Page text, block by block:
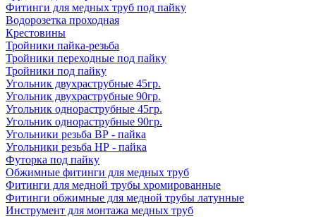
Фитинги для медных труб под пайку
Водорозетка проходная
Крестовины
Тройники пайка-резьба
Тройники переходные под пайку
Тройники под пайку
Угольник двухраструбные 45гр.
Угольник двухраструбные 90гр.
Угольник однораструбные 45гр.
Угольник однораструбные 90гр.
Угольники резьба ВР - пайка
Угольники резьба НР - пайка
Футорка под пайку
Обжимные фитинги для медных труб
Фитинги для медной трубы хромированные
Фитинги обжимные для медной трубы латунные
Инструмент для монтажа медных труб